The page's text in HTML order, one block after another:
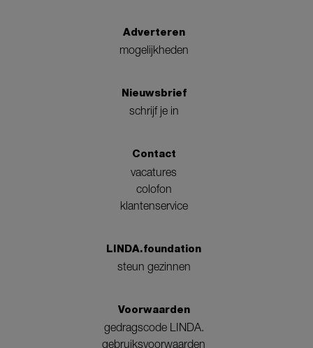
Adverteren
mogelijkheden
Nieuwsbrief
schrijf je in
Contact
vacatures
colofon
klantenservice
LINDA.foundation
steun gezinnen
Voorwaarden
gedragscode LINDA.
gebruiksvoorwaarden